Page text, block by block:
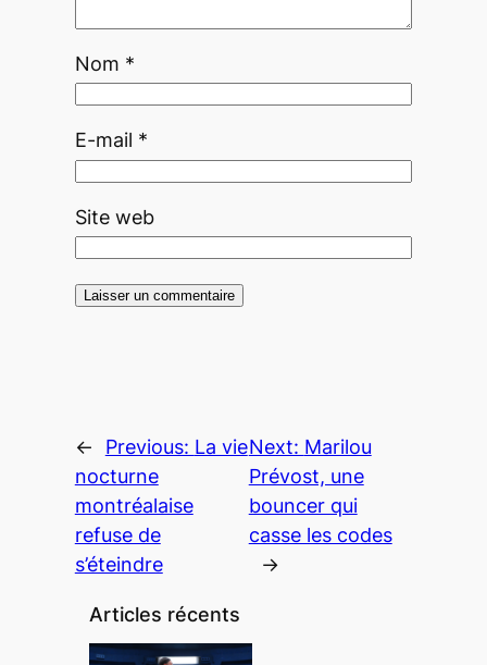
Nom *
E-mail *
Site web
← Previous: La vie
nocturne
montréalaise
refuse de
s’éteindre
Next: Marilou
Prévost, une
bouncer qui
casse les codes
→
Articles récents